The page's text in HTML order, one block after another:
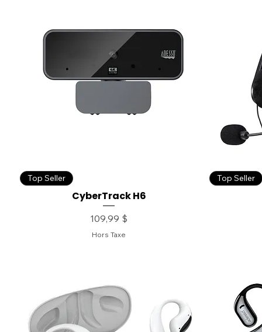
Top Seller
CyberTrack H6
Prix
109,99 $
Hors Taxe
Top Seller